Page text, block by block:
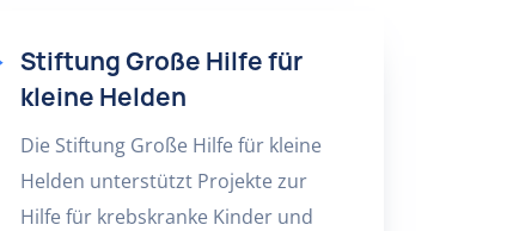
Stiftung Große Hilfe für
kleine Helden
Die Stiftung Große Hilfe für kleine
Helden unterstützt Projekte zur
Hilfe für krebskranke Kinder und